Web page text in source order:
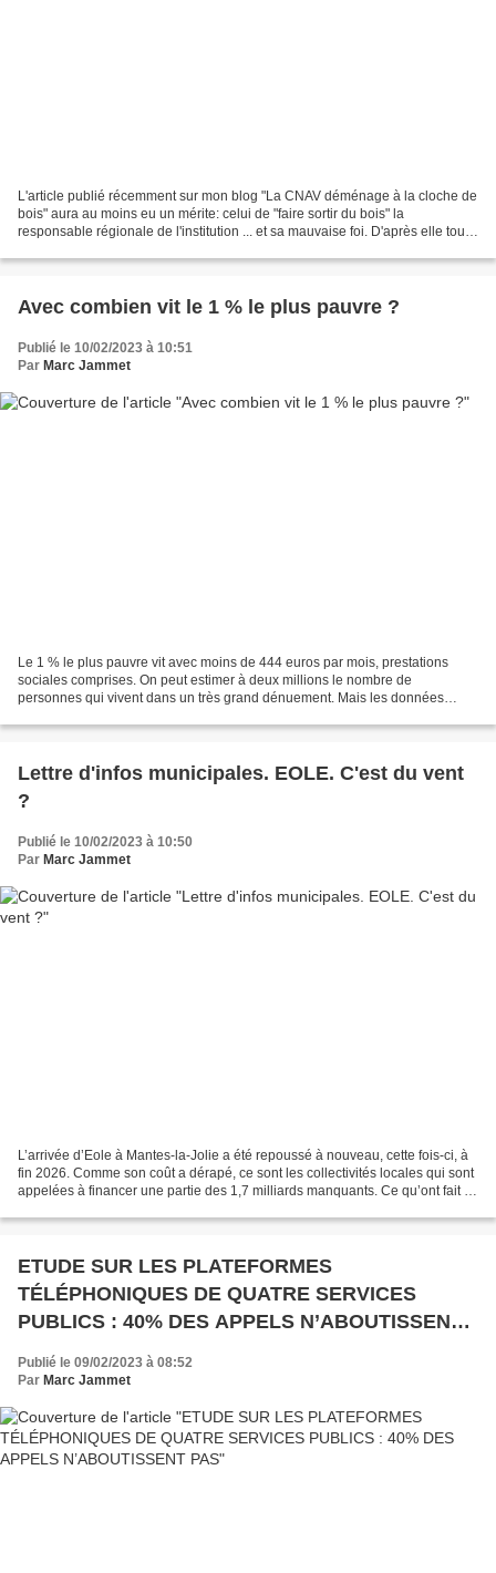
L'article publié récemment sur mon blog "La CNAV déménage à la cloche de
bois" aura au moins eu un mérite: celui de "faire sortir du bois" la
responsable régionale de l'institution ... et sa mauvaise foi. D'après elle tout
Avec combien vit le 1 % le plus pauvre ?
Publié le 10/02/2023 à 10:51
Par Marc Jammet
Le 1 % le plus pauvre vit avec moins de 444 euros par mois, prestations
sociales comprises. On peut estimer à deux millions le nombre de
personnes qui vivent dans un très grand dénuement. Mais les données
Lettre d'infos municipales. EOLE. C'est du vent
?
Publié le 10/02/2023 à 10:50
Par Marc Jammet
L’arrivée d’Eole à Mantes-la-Jolie a été repoussé à nouveau, cette fois-ci, à
fin 2026. Comme son coût a dérapé, ce sont les collectivités locales qui sont
appelées à financer une partie des 1,7 milliards manquants. Ce qu’ont fait le
ETUDE SUR LES PLATEFORMES
TÉLÉPHONIQUES DE QUATRE SERVICES
PUBLICS : 40% DES APPELS N’ABOUTISSENT
PAS
Publié le 09/02/2023 à 08:52
Par Marc Jammet